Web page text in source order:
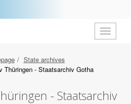
Toggle
State archives
Thüringen - Staatsarchiv Gotha
- Staatsarchiv